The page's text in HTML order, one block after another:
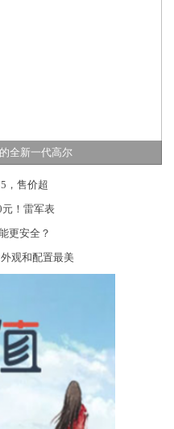
全新一代高尔
，售价超
！雷军表
更安全？
观和配置最美